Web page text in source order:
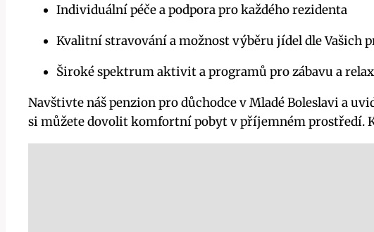
Individuální péče a podpora pro každého rezidenta
Kvalitní stravování a možnost výběru jídel dle Vašich
Široké spektrum aktivit a programů pro zábavu a
Navštivte náš penzion pro důchodce v Mladé Boleslavi a
si můžete dovolit komfortní pobyt v příjemném prostředí.